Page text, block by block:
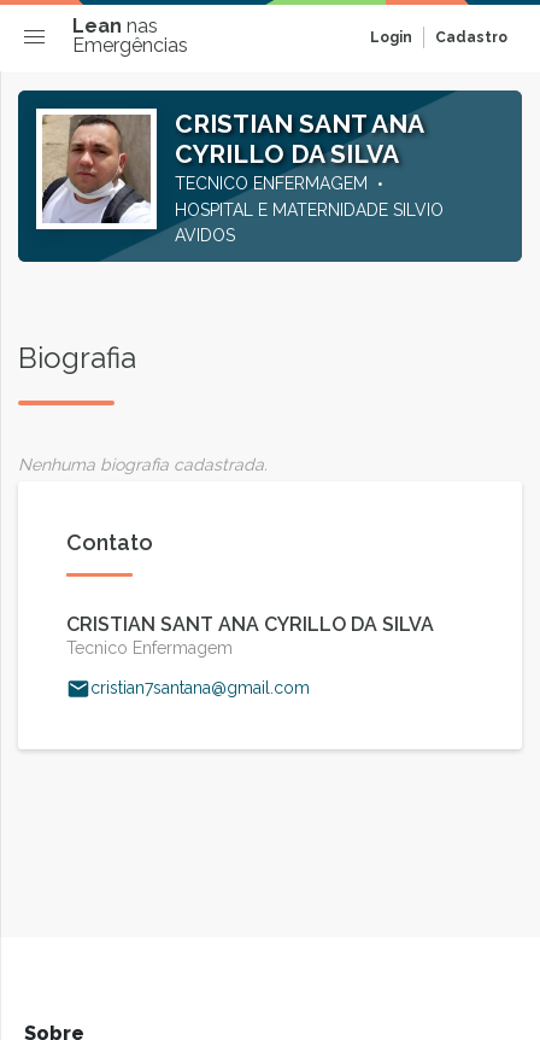
Lean nas
Emergências
Login Cadastro
CRISTIAN SANT ANA
CYRILLO DA SILVA
TECNICO ENFERMAGEM
HOSPITAL E MATERNIDADE SILVIO
AVIDOS
Biografia
Nenhuma biografia cadastrada.
Contato
CRISTIAN SANT ANA CYRILLO DA SILVA
Tecnico Enfermagem
cristian7santana@gmail.com
Sobre